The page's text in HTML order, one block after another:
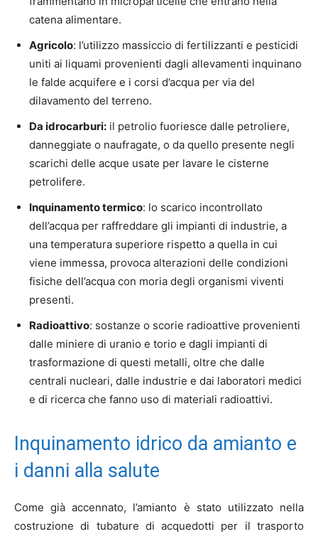
catena alimentare.
Agricolo: l’utilizzo massiccio di fertilizzanti e pesticidi
uniti ai liquami provenienti dagli allevamenti inquinano
le falde acquifere e i corsi d’acqua per via del
dilavamento del terreno.
Da idrocarburi: il petrolio fuoriesce dalle petroliere,
danneggiate o naufragate, o da quello presente negli
scarichi delle acque usate per lavare le cisterne
petrolifere.
Inquinamento termico: lo scarico incontrollato
dell’acqua per raffreddare gli impianti di industrie, a
una temperatura superiore rispetto a quella in cui
viene immessa, provoca alterazioni delle condizioni
fisiche dell’acqua con moria degli organismi viventi
presenti.
Radioattivo: sostanze o scorie radioattive provenienti
dalle miniere di uranio e torio e dagli impianti di
trasformazione di questi metalli, oltre che dalle
centrali nucleari, dalle industrie e dai laboratori medici
e di ricerca che fanno uso di materiali radioattivi.
Inquinamento idrico da amianto e
i danni alla salute
Come già accennato, l’amianto è stato utilizzato nella
costruzione di tubature di acquedotti per il trasporto